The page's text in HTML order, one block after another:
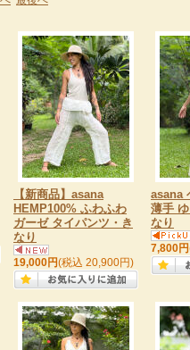
【新商品】asana
HEMP100% ふわふわ
ガーゼ タイパンツ・き
なり
19,000円(税込 20,900円)
asana
薄手
なり
7,800円